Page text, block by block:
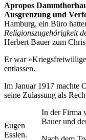
Apropos
Ausgrenzung und
Hamburg, ein Büro
Religionszugehörigkeit
Herbert Bauer zum
Er war
entlassen.
Im Januar 1917 machte
seine Zulassung als
Eugen
Esslen.
In der Firma
Bauer und